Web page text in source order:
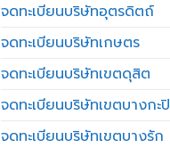
จดทะเบียนบริษัทอุตรดิตถ์
จดทะเบียนบริษัทเกษตร
จดทะเบียนบริษัทเขตดุสิต
จดทะเบียนบริษัทเขตบางกะปิ
จดทะเบียนบริษัทเขตบางรัก